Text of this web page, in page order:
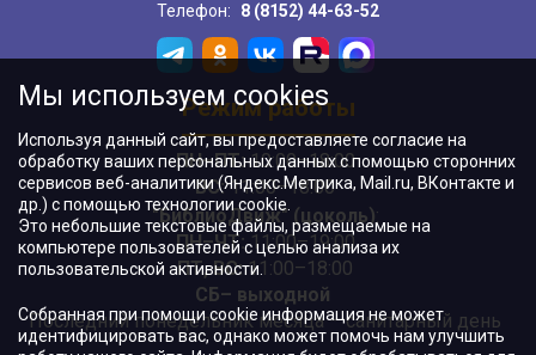
Телефон:
8 (8152) 44-63-52
Режим работы
ПН–ПТ:10:00–18:00
ВС:11:00–18:00
"БиблиоДвиж" (цоколь):
ПН–ЧТ:11:00–19:00
ПТ, ВС:11:00–18:00
СБ– выходной
Последний понедельник месяца – санитарный день
Мы используем cookies
Используя данный сайт, вы предоставляете согласие на
обработку ваших персональных данных с помощью сторонних
сервисов веб-аналитики (Яндекс.Метрика, Mail.ru, ВКонтакте и
др.) с помощью технологии cookie.
Это небольшие текстовые файлы, размещаемые на
компьютере пользователей с целью анализа их
пользовательской активности.
Собранная при помощи cookie информация не может
идентифицировать вас, однако может помочь нам улучшить